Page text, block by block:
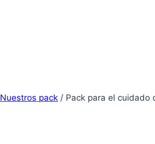
Nuestros pack / Pack para el cuidado